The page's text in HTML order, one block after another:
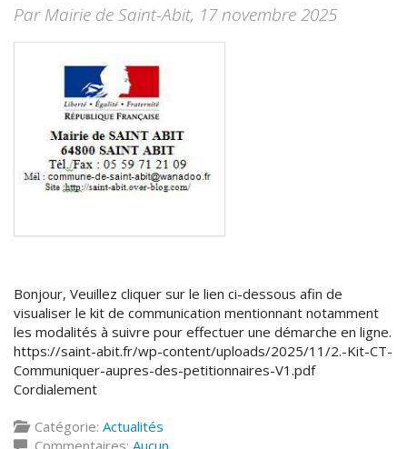
Par Mairie de Saint-Abit, 17 novembre 2025
Bonjour, Veuillez cliquer sur le lien ci-dessous afin de
visualiser le kit de communication mentionnant notamment
les modalités à suivre pour effectuer une démarche en ligne.
https://saint-abit.fr/wp-content/uploads/2025/11/2.-Kit-CT-
Communiquer-aupres-des-petitionnaires-V1.pdf
Cordialement
Catégorie: Actualités
Commentaires: Aucun